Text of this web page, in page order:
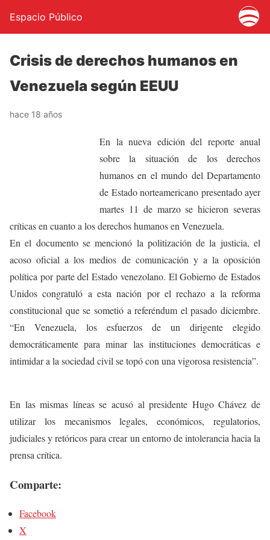
Espacio Público
Crisis de derechos humanos en
Venezuela según EEUU
hace 18 años
En la nueva edición del reporte anual
sobre la situación de los derechos
humanos en el mundo del Departamento
de Estado norteamericano presentado ayer
martes 11 de marzo se hicieron severas
críticas en cuanto a los derechos humanos en Venezuela.
En el documento se mencionó la politización de la justicia, el
acoso oficial a los medios de comunicación y a la oposición
política por parte del Estado venezolano. El Gobierno de Estados
Unidos congratuló a esta nación por el rechazo a la reforma
constitucional que se sometió a referéndum el pasado diciembre.
“En Venezuela, los esfuerzos de un dirigente elegido
democráticamente para minar las instituciones democráticas e
intimidar a la sociedad civil se topó con una vigorosa resistencia”.
En las mismas líneas se acusó al presidente Hugo Chávez de
utilizar los mecanismos legales, económicos, regulatorios,
judiciales y retóricos para crear un entorno de intolerancia hacia la
prensa crítica.
Comparte:
Facebook
X